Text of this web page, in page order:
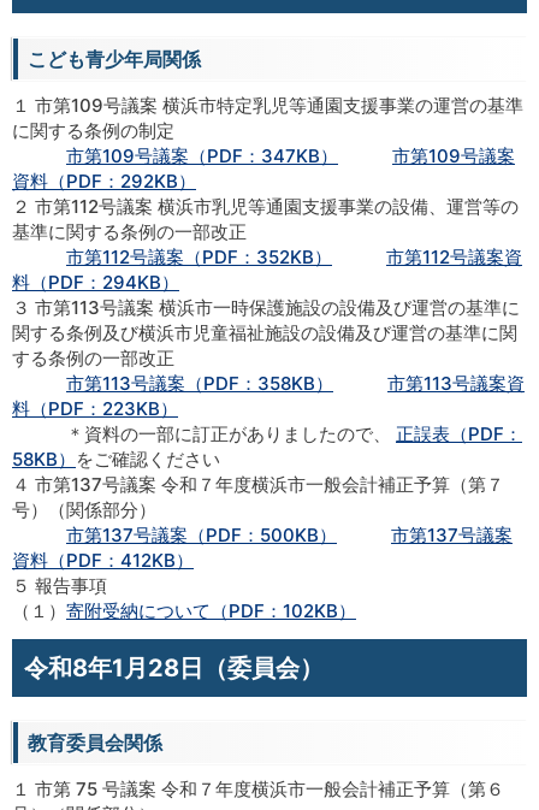
こども青少年局関係
１ 市第109号議案 横浜市特定乳児等通園支援事業の運営の基準
に関する条例の制定
市第109号議案（PDF：347KB）
市第109号議案
資料（PDF：292KB）
２ 市第112号議案 横浜市乳児等通園支援事業の設備、運営等の
基準に関する条例の一部改正
市第112号議案（PDF：352KB）
市第112号議案資
料（PDF：294KB）
３ 市第113号議案 横浜市一時保護施設の設備及び運営の基準に
関する条例及び横浜市児童福祉施設の設備及び運営の基準に関
する条例の一部改正
市第113号議案（PDF：358KB）
市第113号議案資
料（PDF：223KB）
＊資料の一部に訂正がありましたので、 正誤表（PDF：
58KB） をご確認ください
４ 市第137号議案 令和７年度横浜市一般会計補正予算（第７
号）（関係部分）
市第137号議案（PDF：500KB）
市第137号議案
資料（PDF：412KB）
５ 報告事項
（１） 寄附受納について（PDF：102KB）
令和8年1月28日（委員会）
教育委員会関係
１ 市第 75 号議案 令和７年度横浜市一般会計補正予算（第６